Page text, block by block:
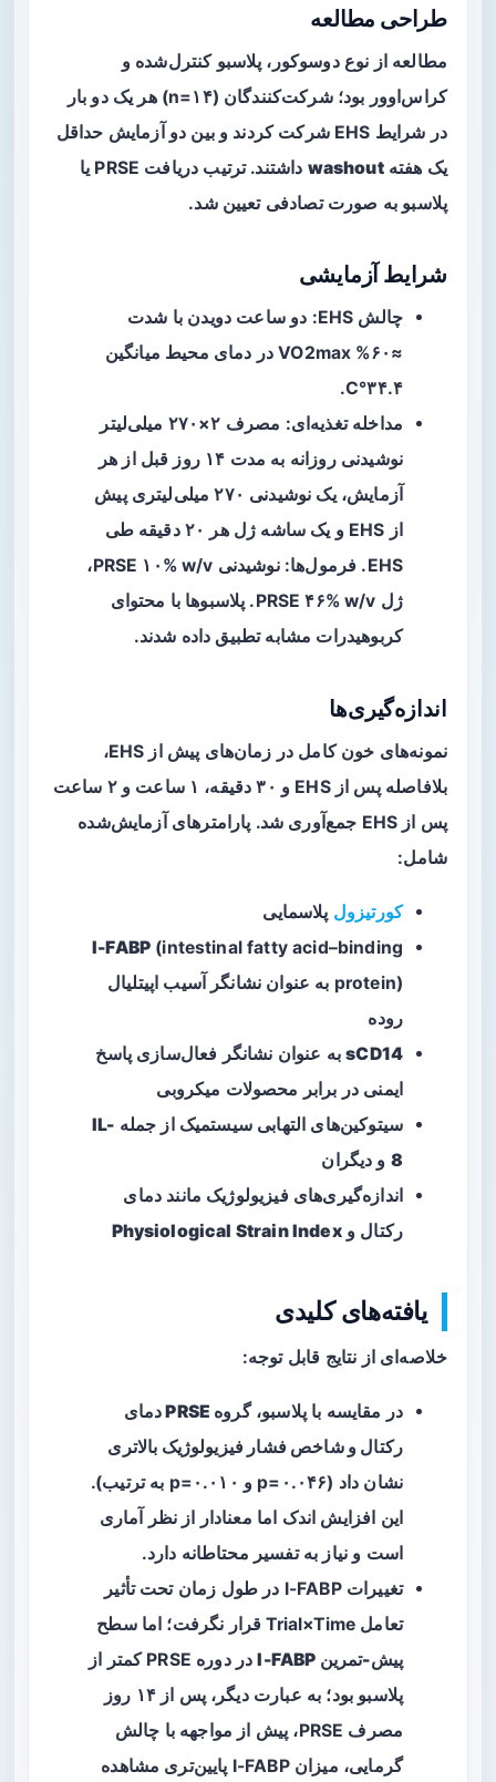
طراحی مطالعه
مطالعه از نوع دوسوکور، پلاسبو کنترل‌شده و
کراس‌اوور
بود؛ شرکت‌کنندگان (n=۱۴) هر یک دو بار
در شرایط EHS شرکت کردند و بین دو آزمایش حداقل
یک هفتهwashout
داشتند. ترتیب دریافت PRSE یا
پلاسبو به صورت تصادفی تعیین شد.
شرایط آزمایشی
چالش EHS: دو ساعت دویدن با شدت
≈۶۰% VO2max در دمای محیط میانگین
۳۴.۴°C.
مداخله تغذیه‌ای: مصرف ۲×۲۷۰ میلی‌لیتر
نوشیدنی روزانه به مدت ۱۴ روز قبل از هر
آزمایش، یک نوشیدنی ۲۷۰ میلی‌لیتری پیش
از EHS و یک ساشه ژل هر ۲۰ دقیقه طی
EHS. فرمول‌ها: نوشیدنی PRSE ۱۰% w/v،
ژل PRSE ۴۶% w/v. پلاسبوها با محتوای
کربوهیدرات مشابه تطبیق داده شدند.
اندازه‌گیری‌ها
نمونه‌های خون کامل در زمان‌های پیش از EHS،
بلافاصله پس از EHS و ۳۰ دقیقه، ۱ ساعت و ۲ ساعت
پس از EHS جمع‌آوری شد. پارامترهای آزمایش‌شده
شامل:
کورتیزول پلاسمایی
I-FABP (intestinal fatty acid–binding
protein) به عنوان نشانگر آسیب اپیتلیال
روده
sCD14به عنوان نشانگر فعال‌سازی پاسخ
ایمنی در برابر محصولات میکروبی
سیتوکین‌های التهابی سیستمیک از جمله IL-
8 و دیگران
اندازه‌گیری‌های فیزیولوژیک مانند دمای
رکتال وPhysiological Strain Index
یافته‌های کلیدی
خلاصه‌ای از نتایج قابل توجه:
در مقایسه با پلاسبو،
گروه PRSE دمای
رکتال و شاخص فشار فیزیولوژیک بالاتری
نشان داد (p=۰.۰۴۶ و p=۰.۰۱۰ به ترتیب).
این افزایش اندک اما معنادار از نظر آماری
است و نیاز به تفسیر محتاطانه دارد.
تغییرات I-FABP در طول زمان تحت تأثیر
تعامل Trial×Time قرار نگرفت؛ اما
سطح
پیش-تمرین I-FABP
در دوره PRSE کمتر از
پلاسبو بود؛ به عبارت دیگر، پس از ۱۴ روز
مصرف PRSE، پیش از مواجهه با چالش
گرمایی، میزان I-FABP پایین‌تری مشاهده